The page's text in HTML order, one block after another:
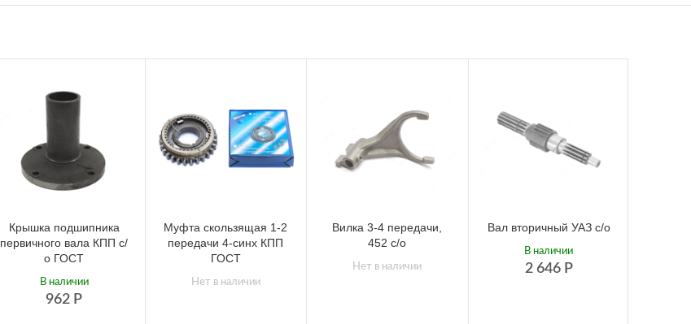
Крышка подшипника
первичного вала КПП с/
о ГОСТ
962 Р
В наличии
Муфта скользящая 1-2
передачи 4-синх КПП
ГОСТ
Нет в наличии
Вилка 3-4 передачи,
452 с/о
Нет в наличии
Вал вторичный УАЗ с/о
2 646 Р
В наличии